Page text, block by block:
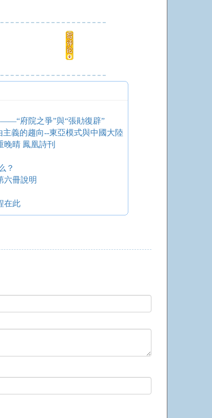
府院之爭”與“張勛復辟”
主義的趨向--東亞模式與中國大陸
晴 鳳凰詩刊
？
六冊說明
在此